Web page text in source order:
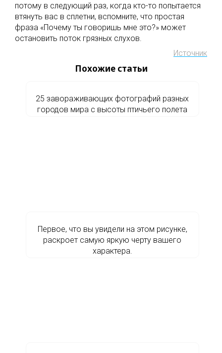
потому в следующий раз, когда кто-то попытается
втянуть вас в сплетни, вспомните, что простая
фраза «Почему ты говоришь мне это?» может
остановить поток грязных слухов.
Источник
Похожие статьи
25 завораживающих фотографий разных
городов мира с высоты птичьего полета
Первое, что вы увидели на этом рисунке,
раскроет самую яркую черту вашего
характера.